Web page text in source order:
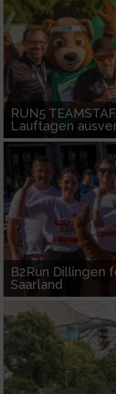
RUN5
Lauftagen
B2Run Dillingen
Saarland